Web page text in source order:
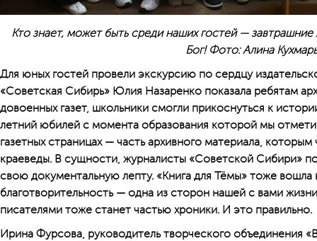
Кто знает, может быть среди наших гостей —
Бог! Фото: Алина Кухмарь
Для юных гостей провели экскурсию по сердцу
«Советская Сибирь» Юлия Назаренко показала ребятам
довоенных газет, школьники смогли прикоснуться к
летний юбилей с момента образования которой мы
газетных страницах — часть архивного материала,
краеведы. В сущности, журналисты «Советской Сибири»
свою документальную лепту. «Книга для Тёмы» тоже вошла
благотворительность — одна из сторон нашей с вами
писателями тоже станет частью хроники. И это правильно.
Ирина Фурсова, руководитель творческого объединения